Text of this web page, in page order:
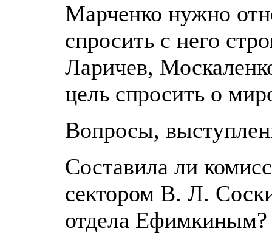
Марченко нужно
спросить с него
Ларичев,
цель спросить о
Вопросы,
Составила ли
сектором В. Л.
отдела Ефимкиным?